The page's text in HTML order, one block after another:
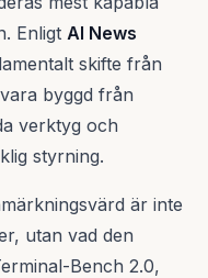
Enligt AI News
skifte från
byggd från
verktyg och
styrning.
är inte
utan vad den
Bench 2.0,